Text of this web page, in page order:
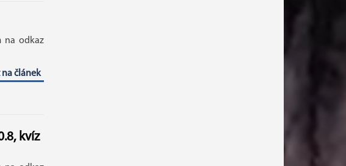
na odkaz
článek
kvíz